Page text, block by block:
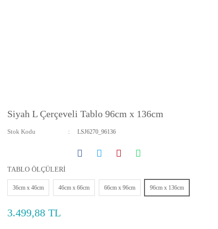
Siyah L Çerçeveli Tablo 96cm x 136cm
Stok Kodu LSJ6270_96136
TABLO ÖLÇÜLERİ
36cm x 46cm 46cm x 66cm 66cm x 96cm 96cm x 136cm
3.499,88 TL